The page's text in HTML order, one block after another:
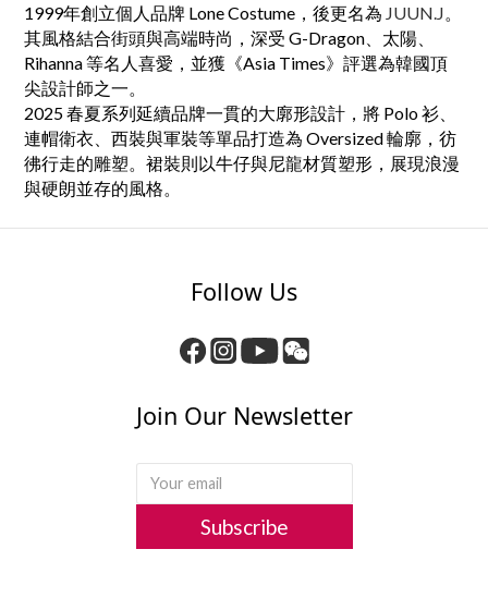
1999年創立個人品牌 Lone Costume，後更名為 JUUN.J
其風格結合街頭與高端時尚，深受 G-Dragon、太陽、
Rihanna 等名人喜愛，並獲《Asia Times》評選為韓國頂
尖設計師之一。
2025 春夏系列延續品牌一貫的大廓形設計，將 Polo 衫、
連帽衛衣、西裝與軍裝等單品打造為 Oversized 輪廓，彷
彿行走的雕塑。裙裝則以牛仔與尼龍材質塑形，展現浪漫
與硬朗並存的風格。
Follow Us
Join Our Newsletter
Subscribe